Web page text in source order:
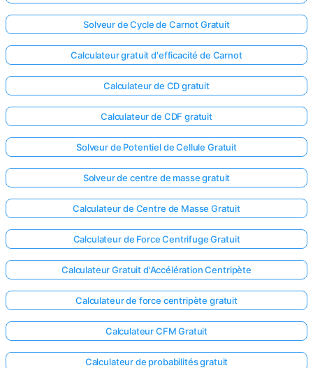
Solveur de Cycle de Carnot Gratuit
Calculateur gratuit d'efficacité de Carnot
Calculateur de CD gratuit
Calculateur de CDF gratuit
Solveur de Potentiel de Cellule Gratuit
Solveur de centre de masse gratuit
Calculateur de Centre de Masse Gratuit
Calculateur de Force Centrifuge Gratuit
Calculateur Gratuit d'Accélération Centripète
Calculateur de force centripète gratuit
Calculateur CFM Gratuit
Calculateur de probabilités gratuit